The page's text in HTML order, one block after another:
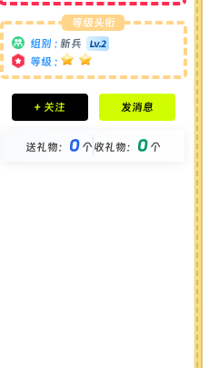
等级头衔
组别 : 新兵
等级 :
积分成就
钻石 : 0 颗
金币 : 0 枚
+ 关注 发消息
送礼物： 0个收礼物： 0个